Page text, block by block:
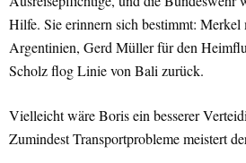
Hilfe. Sie erinnern sich bestimmt: Merkel
Argentinien, Gerd Müller für den
Scholz flog Linie von Bali zurück.
Vielleicht wäre Boris ein besserer
Zumindest Transportprobleme meistert